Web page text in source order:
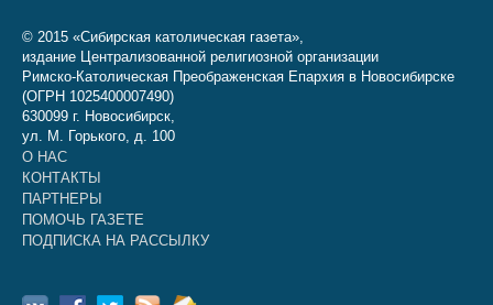
© 2015 «Сибирская католическая газета»,
издание Централизованной религиозной организации
Римско-Католическая Преображенская Епархия в Новосибирске
(ОГРН 1025400007490)
630099 г. Новосибирск,
ул. М. Горького, д. 100
О НАС
КОНТАКТЫ
ПАРТНЕРЫ
ПОМОЧЬ ГАЗЕТЕ
ПОДПИСКА НА РАССЫЛКУ